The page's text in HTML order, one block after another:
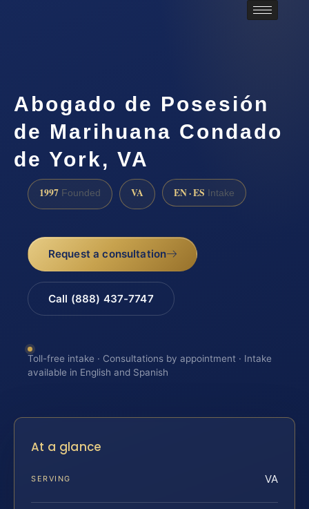
Abogado de Posesión
de Marihuana Condado
de York, VA
1997 Founded VA EN · ES Intake
Request a consultation
Call (888) 437-7747
Toll-free intake · Consultations by appointment · Intake
available in English and Spanish
At a glance
SERVING VA